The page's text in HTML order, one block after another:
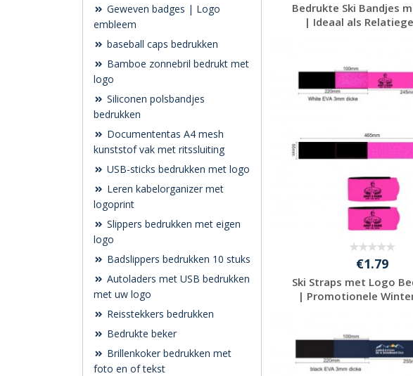
Geweven badges | Logo
embleem
baseball caps bedrukken
Bamboe zonnebril bedrukt met
logo
Siliconen polsbandjes
bedrukken
Documententas A4 mesh
kunststof vak met ritssluiting
USB-sticks bedrukken met logo
Leren kabelorganizer met
logoprint
Slippers bedrukken met eigen
logo
Badslippers bedrukken 10 stuks
Autoladers met USB bedrukken
met uw logo
Reisstekkers bedrukken
Bedrukte beker
Brillenkoker bedrukken met
foto en of tekst
Bedrukte Ski Bandjes
| Ideaal als
aanvragen
€1.79
Ski Straps met Logo
| Promotionele
aanvragen